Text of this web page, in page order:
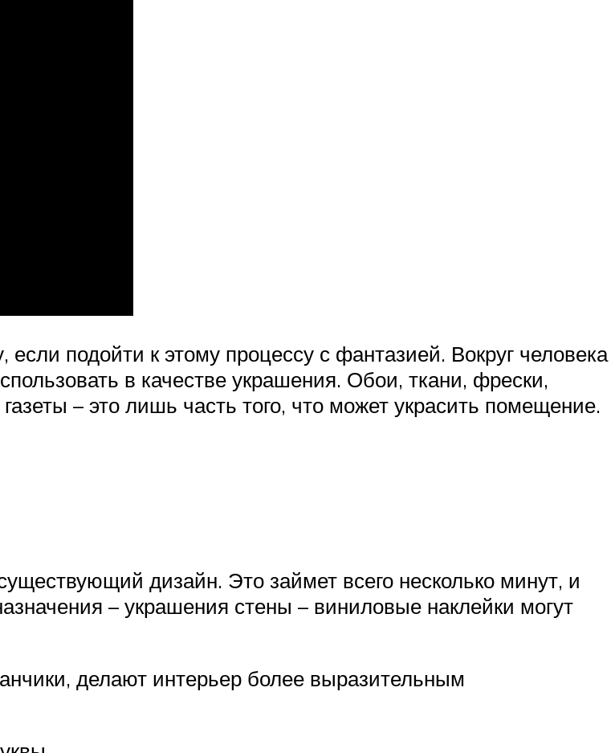
подойти к этому процессу с фантазией. Вокруг человека
в качестве украшения. Обои, ткани, фрески,
– это лишь часть того, что может украсить помещение.
дизайн. Это займет всего несколько минут, и
– украшения стены – виниловые наклейки могут
делают интерьер более выразительным